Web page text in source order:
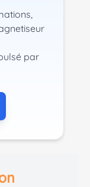
par